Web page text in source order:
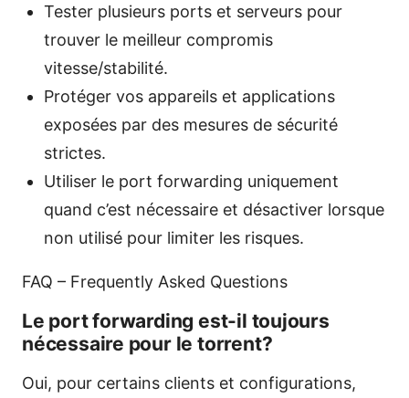
Tester plusieurs ports et serveurs pour
trouver le meilleur compromis
vitesse/stabilité.
Protéger vos appareils et applications
exposées par des mesures de sécurité
strictes.
Utiliser le port forwarding uniquement
quand c’est nécessaire et désactiver lorsque
non utilisé pour limiter les risques.
FAQ – Frequently Asked Questions
Le port forwarding est-il toujours
nécessaire pour le torrent?
Oui, pour certains clients et configurations,